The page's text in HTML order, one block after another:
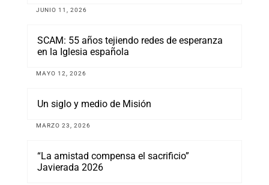
JUNIO 11, 2026
SCAM: 55 años tejiendo redes de esperanza
en la Iglesia española
MAYO 12, 2026
Un siglo y medio de Misión
MARZO 23, 2026
“La amistad compensa el sacrificio”
Javierada 2026